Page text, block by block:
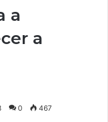
a
a
0 467